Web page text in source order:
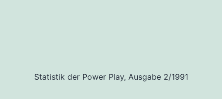
Statistik der Power Play, Ausgabe 2/1991